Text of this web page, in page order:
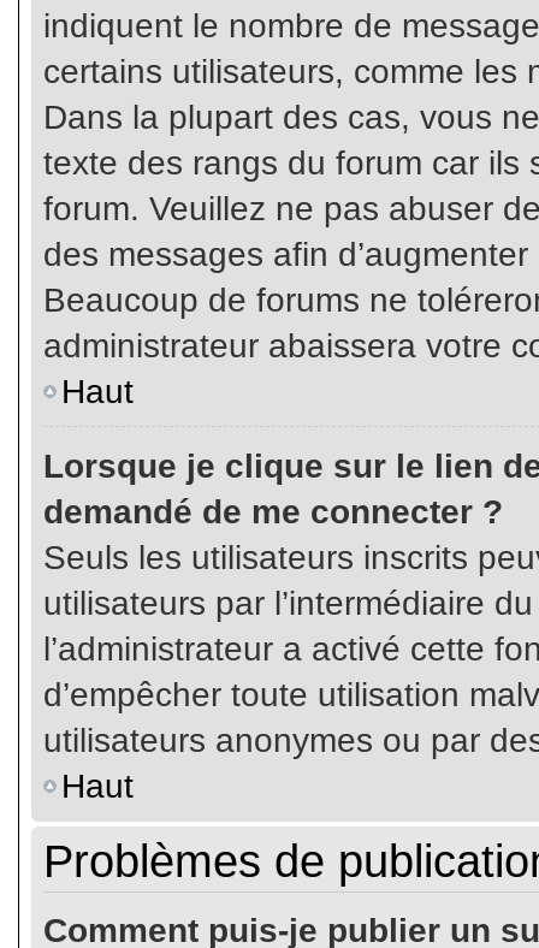
indiquent le nombre de
certains utilisateurs, comme les
Dans la plupart des cas, vous
texte des rangs du forum car ils
forum. Veuillez ne pas abuser
des messages afin
Beaucoup de forums ne
administrateur abaissera votre
Haut
Lorsque je clique sur le lien
demandé de me connecter ?
Seuls les utilisateurs inscrits
utilisateurs par l’intermédiaire
l’administrateur a activé cette
d’empêcher toute utilisation
utilisateurs anonymes ou par
Haut
Problèmes de
Comment puis-je publier un